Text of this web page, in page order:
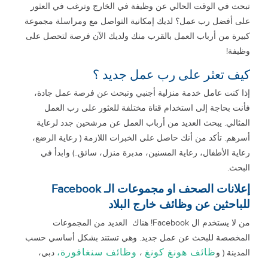
تبحث في الوقت الحالي عن وظيفة في الخارج وترغب في العثور
على أفضل رب عمل؟ لديك إمكانية التواصل مع ومراسلة مجموعة
كبيرة من أرباب العمل بالقرب منك ولديك الآن فرصة لتحصل على
وظيفة!
كيف تعثر على رب عمل جديد ؟
إذا كنت عامل خدمة منزلية أجنبي وتبحث عن فرصة عمل جادة،
فأنت بحاجة إلى استخدام قناة مختلفة للعثور على رب العمل
المثالي. يبحث العديد من أرباب العمل عن مرشحين جدد لرعاية
أسرهم. تأكد من أنك حاصل على الخبرات اللازمة ( رعاية الرضع،
رعاية الأطفال، رعاية المسنين، مدبرة منزل، سائق..) وابدأ في
البحث.
إعلانات الصحف او مجموعات الـ Facebook
للباحثين عن وظائف خارج البلاد
من لا يستخدم ال Facebook! هناك العديد من المجموعات
المخصصة للبحث عن عمل جديد. وهي تستند بشكل أساسي حسب
المدينة ( وظائف هونغ كونغ ، وظائف سنغافورة، دبي،